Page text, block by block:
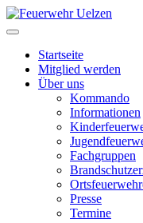
Startseite
Mitglied werden
Über uns
Kommando
Informationen
Fachgruppen
Presse
Termine